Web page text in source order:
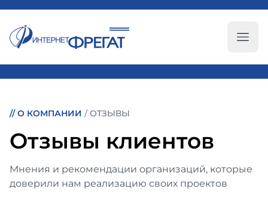
// О КОМПАНИИ / ОТЗЫВЫ
Отзывы клиентов
Мнения и рекомендации организаций, которые
доверили нам реализацию своих проектов